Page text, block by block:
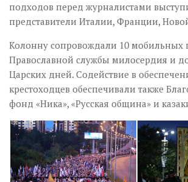
подходов перед журналистами
представители Италии, Франции,
Колонну сопровождали 10
Православной службы милосердия и
Царских дней. Содействие в
крестоходцев обеспечивали также
фонд «Ника», «Русская община» и